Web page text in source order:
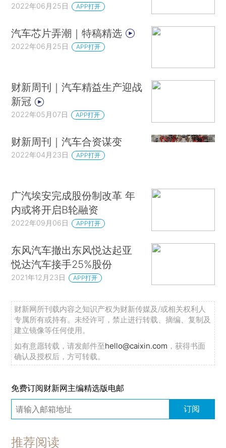
2022年06月25日 APP打开
汽车芯片弄潮｜特稿精选
2022年06月25日 APP打开
财新周刊｜汽车精益生产迎战
新冠
2022年05月07日 APP打开
财新周刊｜汽车合资谋变
2022年04月23日 APP打开
广汽埃安完成股份制改革 年
内或将开启B轮融资
2022年09月06日 APP打开
东风汽车撤出东风悦达起亚
悦达汽车接手25%股份
2021年12月23日 APP打开
财新网所刊载内容之知识产权为财新传媒及/或相关权利人
专属所有或持有。未经许可，禁止进行转载、摘编、复制及
建立镜像等任何使用。
如有意愿转载，请发邮件至hello@caixin.com ，获得书面
确认及授权后，方可转载。
免费订阅财新网主编精选版电邮
订阅
推荐阅读